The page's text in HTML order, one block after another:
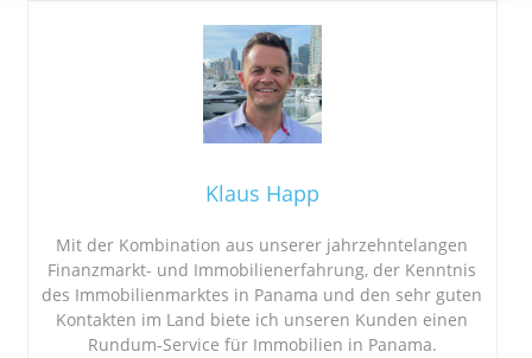
Klaus Happ
Mit der Kombination aus unserer jahrzehntelangen
Finanzmarkt- und Immobilienerfahrung, der Kenntnis
des Immobilienmarktes in Panama und den sehr guten
Kontakten im Land biete ich unseren Kunden einen
Rundum-Service für Immobilien in Panama.